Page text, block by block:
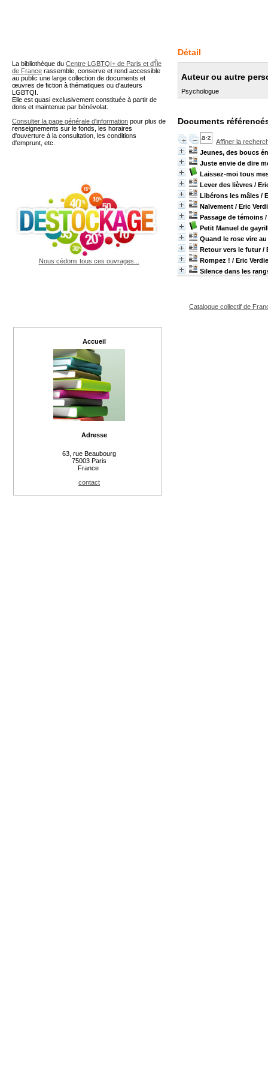
Détail
Auteur ou autre
Psychologue
Documents
Affiner la
Jeunes, des boucs
Juste envie de dire
Laissez-moi tous
Lever des lièvres /
Libérons les mâles /
Naïvement / Eric
Passage de témoins /
Petit Manuel de
Quand le rose vire
Retour vers le futur/
Rompez ! / Eric
Silence dans les
Catalogue collectif de
La bibliothèque du Centre LGBTQI+ de Paris et d'Île
de France rassemble, conserve et rend accessible
au public une large collection de documents et
œuvres de fiction à thématiques ou d'auteurs
LGBTQI.
Elle est quasi exclusivement constituée à partir de
dons et maintenue par bénévolat.
Consulter la page générale d'information pour plus de
renseignements sur le fonds, les horaires
d'ouverture à la consultation, les conditions
d'emprunt, etc.
Nous cédons tous ces ouvrages...
Accueil
Adresse
63, rue Beaubourg
75003 Paris
France
contact